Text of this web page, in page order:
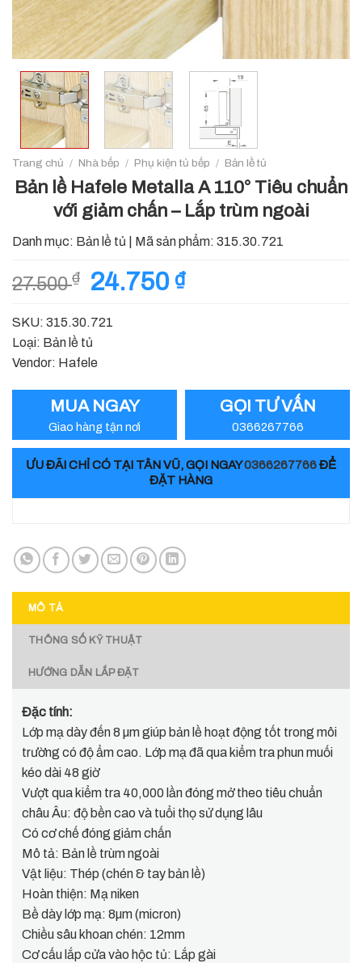
Trang chủ / Nhà bếp / Phụ kiện tủ bếp / Bản lề tủ
Bản lề Hafele Metalla A 110° Tiêu chuẩn
với giảm chấn – Lắp trùm ngoài
Danh mục: Bản lề tủ Mã sản phẩm: 315.30.721
27.500₫
Giá
là:
27.500 ₫.
24.750 ₫Giá
SKU: 315.30.721
Loại: Bản lề tủ
Vendor: Hafele
MUA NGAY
Giao hàng tận nơi
GỌI TƯ VẤN
0366267766
ƯU ĐÃI CHỈ CÓ TẠI TÂN VŨ, GỌI NGAY0366267766ĐỂ
ĐẶT HÀNG
MÔ TẢ
THÔNG SỐ KỸ THUẬT
HƯỚNG DẪN LẮP ĐẶT
Đặc tính:
Lớp mạ dày đến 8 µm giúp bản lề hoạt động tốt trong môi
trường có độ ẩm cao. Lớp mạ đã qua kiểm tra phun muối
kéo dài 48 giờ
Vượt qua kiểm tra 40,000 lần đóng mở theo tiêu chuẩn
châu Âu: độ bền cao và tuổi thọ sử dụng lâu
Có cơ chế đóng giảm chấn
Mô tả: Bản lề trùm ngoài
Vật liệu: Thép (chén & tay bản lề)
Hoàn thiện: Mạ niken
Bề dày lớp mạ: 8µm (micron)
Chiều sâu khoan chén: 12mm
Cơ cấu lắp cửa vào hộc tủ: Lắp gài